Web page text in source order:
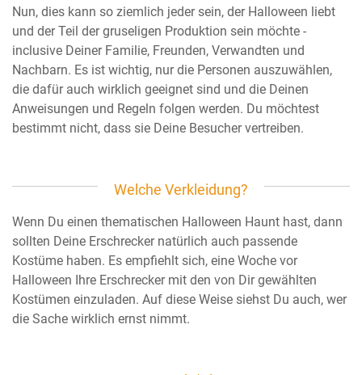
Nun, dies kann so ziemlich jeder sein, der Halloween liebt
und der Teil der gruseligen Produktion sein möchte -
inclusive Deiner Familie, Freunden, Verwandten und
Nachbarn. Es ist wichtig, nur die Personen auszuwählen,
die dafür auch wirklich geeignet sind und die Deinen
Anweisungen und Regeln folgen werden. Du möchtest
bestimmt nicht, dass sie Deine Besucher vertreiben.
Welche Verkleidung?
Wenn Du einen thematischen Halloween Haunt hast, dann
sollten Deine Erschrecker natürlich auch passende
Kostüme haben. Es empfiehlt sich, eine Woche vor
Halloween Ihre Erschrecker mit den von Dir gewählten
Kostümen einzuladen. Auf diese Weise siehst Du auch, wer
die Sache wirklich ernst nimmt.